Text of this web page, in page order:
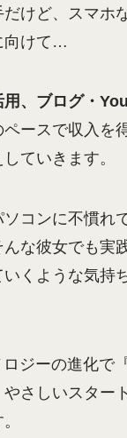
だけど、スマホ
向けて…
用、ブログ・
ースで収入を
ていきます。
コンに不慣れ
な彼女でも実
くような気持
ジーの進化で
さしいスター